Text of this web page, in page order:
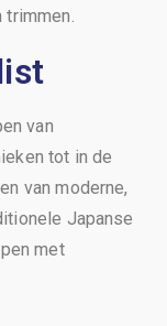
van
tot in de
van moderne,
Japanse
met